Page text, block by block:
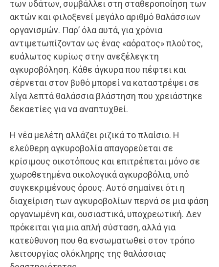
των υδάτων, συμβάλλει στη σταθεροποίηση των
ακτών και φιλοξενεί μεγάλο αριθμό θαλάσσιων
οργανισμών. Παρ’ όλα αυτά, για χρόνια
αντιμετωπίζονταν ως ένας «αόρατος» πλούτος,
ευάλωτος κυρίως στην ανεξέλεγκτη
αγκυροβόληση. Κάθε άγκυρα που πέφτει και
σέρνεται στον βυθό μπορεί να καταστρέψει σε
λίγα λεπτά θαλάσσια βλάστηση που χρειάστηκε
δεκαετίες για να αναπτυχθεί.
Η νέα μελέτη αλλάζει ριζικά το πλαίσιο. Η
ελεύθερη αγκυροβολία απαγορεύεται σε
κρίσιμους οικοτόπους και επιτρέπεται μόνο σε
χωροθετημένα οικολογικά αγκυροβόλια, υπό
συγκεκριμένους όρους. Αυτό σημαίνει ότι η
διαχείριση των αγκυροβολίων περνά σε μια φάση
οργανωμένη και, ουσιαστικά, υποχρεωτική. Δεν
πρόκειται για μια απλή σύσταση, αλλά για
κατεύθυνση που θα ενσωματωθεί στον τρόπο
λειτουργίας ολόκληρης της θαλάσσιας